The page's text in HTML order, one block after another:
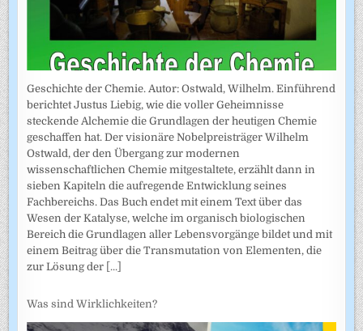
Geschichte der Chemie. Autor: Ostwald, Wilhelm. Einführend
berichtet Justus Liebig, wie die voller Geheimnisse
steckende Alchemie die Grundlagen der heutigen Chemie
geschaffen hat. Der visionäre Nobelpreisträger Wilhelm
Ostwald, der den Übergang zur modernen
wissenschaftlichen Chemie mitgestaltete, erzählt dann in
sieben Kapiteln die aufregende Entwicklung seines
Fachbereichs. Das Buch endet mit einem Text über das
Wesen der Katalyse, welche im organisch biologischen
Bereich die Grundlagen aller Lebensvorgänge bildet und mit
einem Beitrag über die Transmutation von Elementen, die
zur Lösung der [...]
Was sind Wirklichkeiten?